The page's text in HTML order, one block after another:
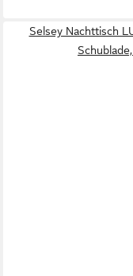
Selsey Nachttisch